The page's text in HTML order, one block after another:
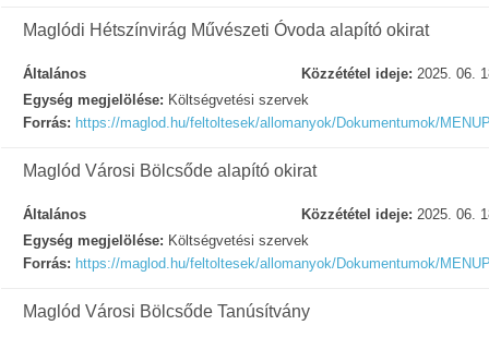
Maglódi Hétszínvirág Művészeti Óvoda alapító okirat
Általános Közzététel ideje: 2025. 06.
Egység megjelölése: Költségvetési szervek
Forrás: https://maglod.hu/feltoltesek/allomanyok/Dokumentumok/
Maglód Városi Bölcsőde alapító okirat
Általános Közzététel ideje: 2025. 06.
Egység megjelölése: Költségvetési szervek
Forrás: https://maglod.hu/feltoltesek/allomanyok/Dokumentumok/
Maglód Városi Bölcsőde Tanúsítvány